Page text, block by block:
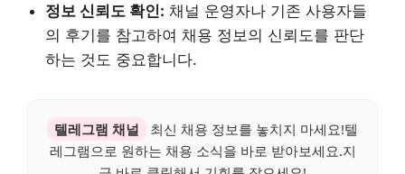
정보 신뢰도 확인: 채널 운영자나 기존 사용자들
의 후기를 참고하여 채용 정보의 신뢰도를 판단
하는 것도 중요합니다.
텔레그램 채널
최신 채용 정보를 놓치지 마세요!텔
레그램으로 원하는 채용 소식을 바로 받아보세요.지